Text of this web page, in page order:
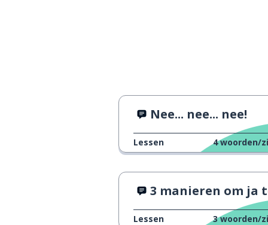
Nee... nee... nee!
Lessen 4 woorden/
3 manieren om ja te
Lessen 3 woorden/